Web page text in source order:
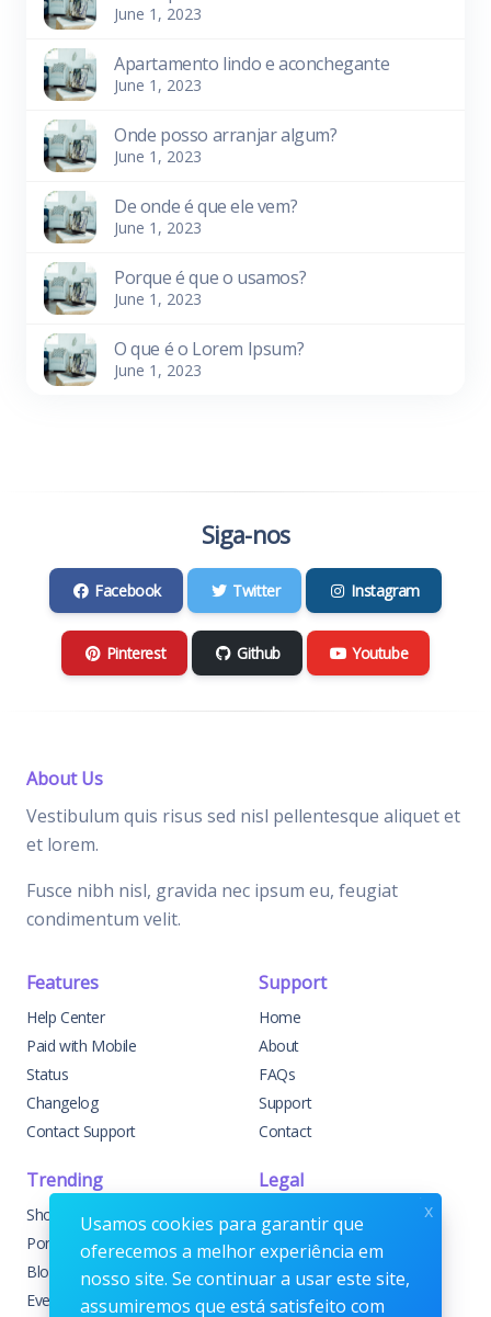
June 1, 2023
Apartamento lindo e aconchegante
June 1, 2023
Onde posso arranjar algum?
June 1, 2023
De onde é que ele vem?
June 1, 2023
Porque é que o usamos?
June 1, 2023
O que é o Lorem Ipsum?
June 1, 2023
Siga-nos
Facebook Twitter Instagram
Pinterest Github Youtube
About Us
Vestibulum quis risus sed nisl pellentesque aliquet et
et lorem.
Fusce nibh nisl, gravida nec ipsum eu, feugiat
condimentum velit.
Features
Help Center
Paid with Mobile
Status
Changelog
Contact Support
Support
Home
About
FAQs
Support
Contact
Trending
Shop
Portfolio
Blog
Events
Legal
Knowledge Center
Custom Development
Sponsorships
Terms & Conditions
Usamos cookies para garantir que
oferecemos a melhor experiência em
nosso site. Se continuar a usar este site,
assumiremos que está satisfeito com
x